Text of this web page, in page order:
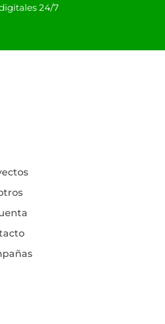
24/7